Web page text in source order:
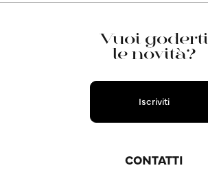
Vuoi goderti
le novità?
Iscriviti
CONTATTI